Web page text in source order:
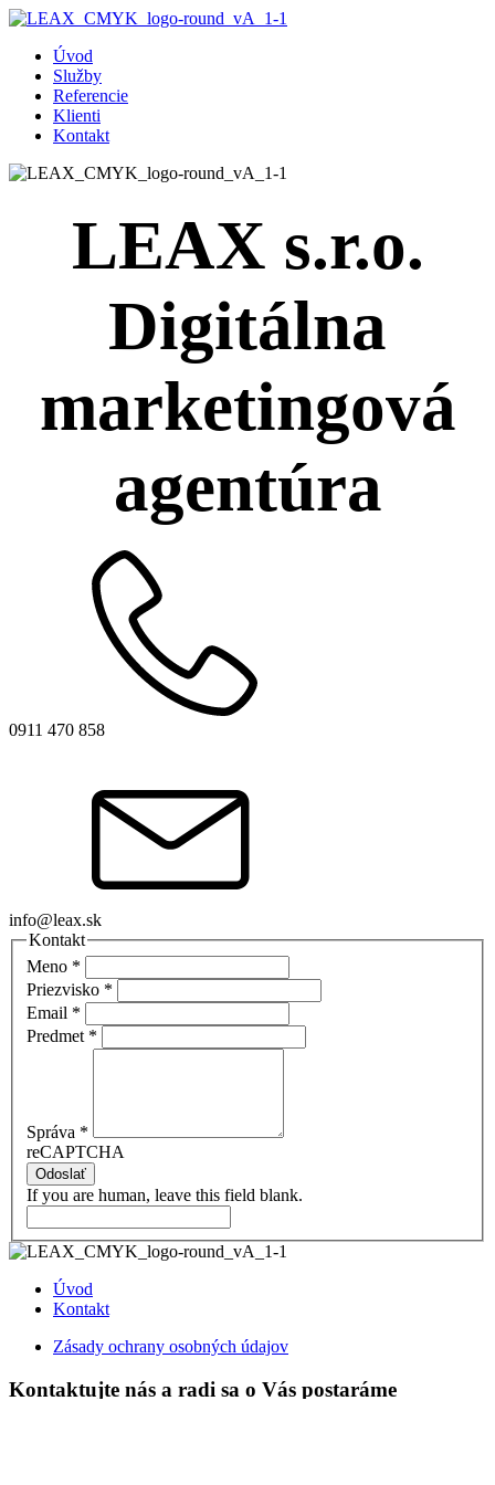
Úvod
Služby
Referencie
Klienti
Kontakt
LEAX s.r.o.
Digitálna
marketingová
agentúra
0911 470 858
info@leax.sk
Kontakt
Meno *
Priezvisko *
Email *
Predmet *
Správa *
reCAPTCHA
Odoslať
If you are human, leave this field blank.
Úvod
Kontakt
Zásady ochrany osobných údajov
Kontaktujte nás a radi sa o Vás postaráme